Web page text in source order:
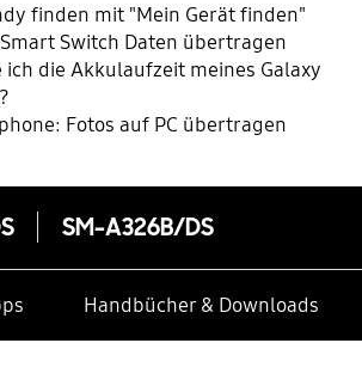
finden mit "Mein Gerät finden"
Switch Daten übertragen
die Akkulaufzeit meines Galaxy
Fotos auf PC übertragen
SM-A326B/DS
Handbücher & Downloads